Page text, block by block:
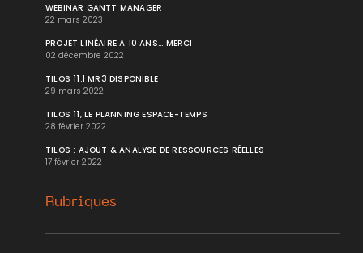
WEBINAR GANTT MANAGER
22 mars 2023
PROJET LINÉAIRE A 10 ANS... MERCI
02 décembre 2022
TILOS 11.1 MR3 DISPONIBLE
29 mars 2022
TILOS 11, LE PLANNING ESPACE-TEMPS
28 février 2022
TILOS : AJOUT & ANALYSE DE RESSOURCES RÉELLES
17 février 2022
Rubriques